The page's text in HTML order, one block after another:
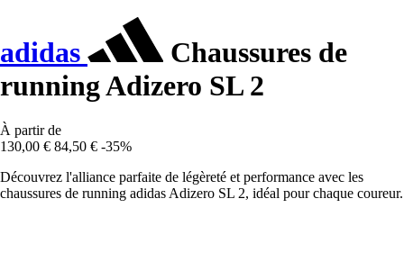
adidas
Chaussures de
running Adizero SL 2
À partir de
130,00 € 84,50 € -35%
Découvrez l'alliance parfaite de légèreté et performance avec les
chaussures de running adidas Adizero SL 2, idéal pour chaque coureur.